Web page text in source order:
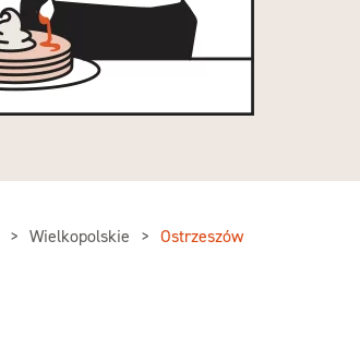
Wielkopolskie Ostrzeszów